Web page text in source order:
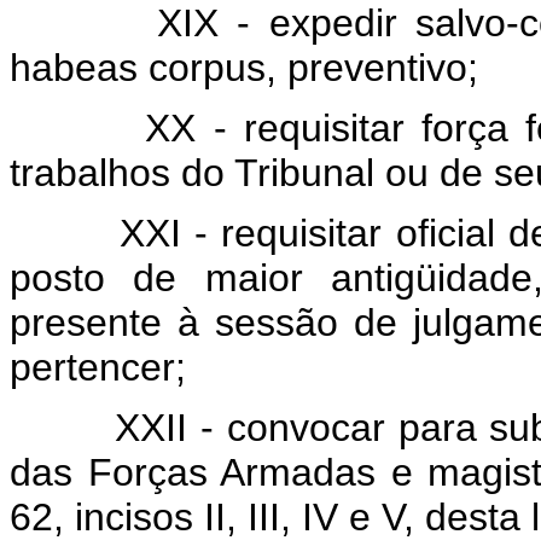
XIX - expedir salvo-
habeas corpus, preventivo;
XX - requisitar força
trabalhos do Tribunal ou de
XXI - requisitar oficial
posto de maior
presente à sessão de
pertencer;
XXII - convocar para
das Forças Armadas e
62, incisos II, III, IV e V, desta